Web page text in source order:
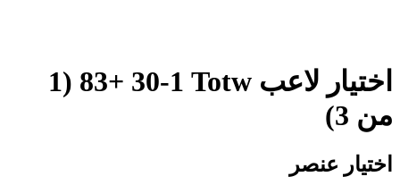
اختيار لاعب Totw‏ 1-‏30 +83 (1